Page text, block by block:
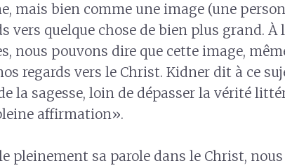
mais bien comme une image (une
vers quelque chose de bien plus grand. À
nous pouvons dire que cette image,
regards vers le Christ. Kidner dit à ce
la sagesse, loin de dépasser la vérité
affirmation».
pleinement sa parole dans le Christ,